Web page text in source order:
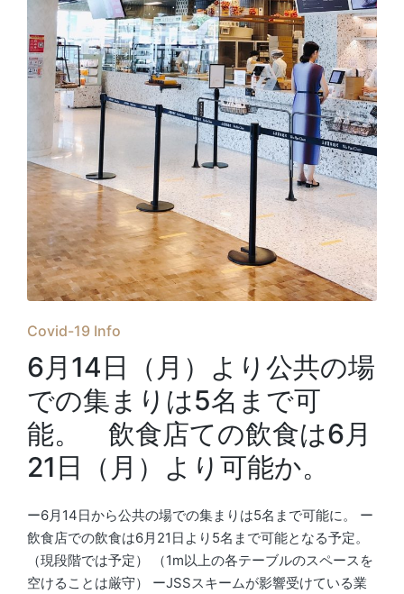
Posted
in
Covid-19 Info
6月14日（月）より公共の場
での集まりは5名まで可
能。 飲食店ての飲食は6月
21日（月）より可能か。
ー6月14日から公共の場での集まりは5名まで可能に。 ー
飲食店での飲食は6月21日より5名まで可能となる予定。
（現段階では予定） （1m以上の各テーブルのスペースを
空けることは厳守） ーJSSスキームが影響受けている業